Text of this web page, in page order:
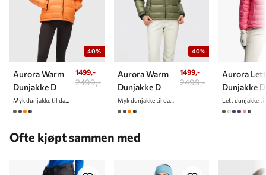
impregnere før plagget tas i bruk.
40%
Aurora Warm
Dunjakke D
Myk dunjakke til dame
1499,-
2499,-
40%
Aurora Warm
Dunjakke D
Myk dunjakke til dame
1499,-
2499,-
Aurora Lett
Dunjakke D
Ofte kjøpt sammen med